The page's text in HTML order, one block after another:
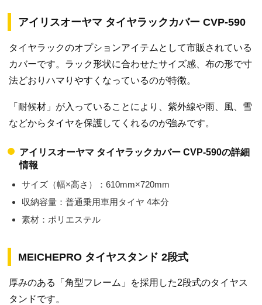
アイリスオーヤマ タイヤラックカバー CVP-590
タイヤラックのオプションアイテムとして市販されている
カバーです。ラック形状に合わせたサイズ感、布の形で寸
法どおりハマりやすくなっているのが特徴。
「耐候材」が入っていることにより、紫外線や雨、風、雪
などからタイヤを保護してくれるのが強みです。
アイリスオーヤマ タイヤラックカバー CVP-590の詳細
情報
サイズ（幅×高さ）：610mm×720mm
収納容量：普通乗用車用タイヤ 4本分
素材：ポリエステル
MEICHEPRO タイヤスタンド 2段式
厚みのある「角型フレーム」を採用した2段式のタイヤス
タンドです。